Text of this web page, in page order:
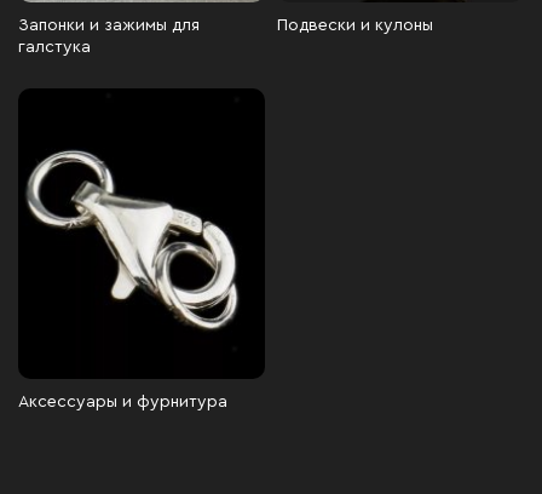
Запонки и зажимы для
галстука
Подвески и кулоны
Аксессуары и фурнитура